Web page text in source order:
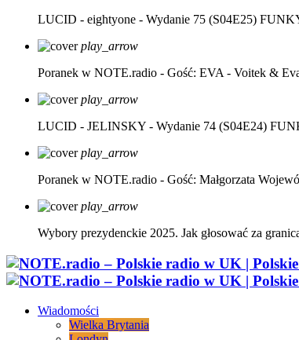
LUCID - eightyone - Wydanie 75 (S04E25)
play_arrow
Poranek w NOTE.radio - Gość: EVA - Voitek &
play_arrow
LUCID - JELINSKY - Wydanie 74 (S04E24)
play_arrow
Poranek w NOTE.radio - Gość: Małgorzata
play_arrow
Wybory prezydenckie 2025. Jak głosować za
Wiadomości
Wielka Brytania